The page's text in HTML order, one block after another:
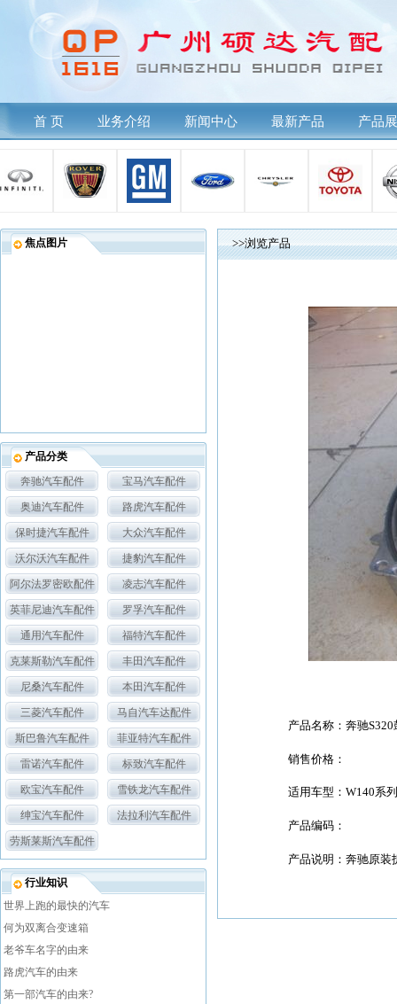
首 页 业务介绍 新闻中心 最新产品 产品
焦点图片
产品分类
奔驰汽车配件
宝马汽车配件
奥迪汽车配件 路虎汽车配件
保时捷汽车配件 大众汽车配件
沃尔沃汽车配件 捷豹汽车配件
阿尔法罗密欧配件 凌志汽车配件
英菲尼迪汽车配件 罗孚汽车配件
通用汽车配件 福特汽车配件
克莱斯勒汽车配件 丰田汽车配件
尼桑汽车配件 本田汽车配件
三菱汽车配件 马自汽车达配件
斯巴鲁汽车配件 菲亚特汽车配件
雷诺汽车配件 标致汽车配件
欧宝汽车配件 雪铁龙汽车配件
绅宝汽车配件 法拉利汽车配件
劳斯莱斯汽车配件
行业知识
世界上跑的最快的汽车
何为双离合变速箱
老爷车名字的由来
路虎汽车的由来
第一部汽车的由来?
>>浏览产品
产品名称：奔驰S320
销售价格：
适用车型：W140系
产品编码：
产品说明：奔驰原装